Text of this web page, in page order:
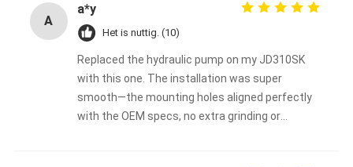
A
a*y
Het is nuttig. (10)
Replaced the hydraulic pump on my JD310SK
with this one. The installation was super
smooth—the mounting holes aligned perfectly
with the OEM specs, no extra grinding or